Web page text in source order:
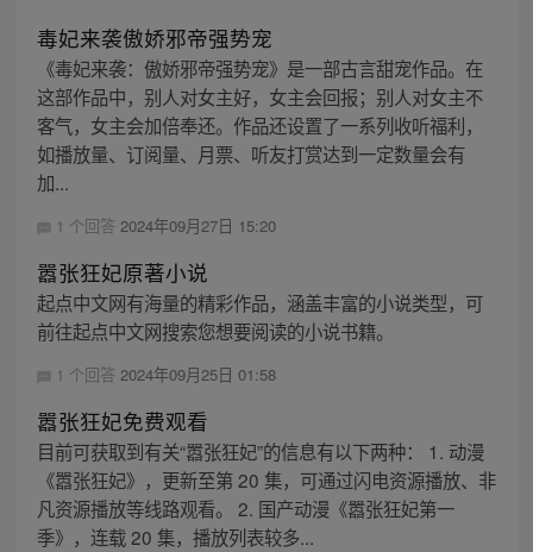
毒妃来袭傲娇邪帝强势宠
《毒妃来袭：傲娇邪帝强势宠》是一部古言甜宠作品。在
这部作品中，别人对女主好，女主会回报；别人对女主不
客气，女主会加倍奉还。作品还设置了一系列收听福利，
如播放量、订阅量、月票、听友打赏达到一定数量会有
加...
1 个回答 2024年09月27日 15:20
嚣张狂妃原著小说
起点中文网有海量的精彩作品，涵盖丰富的小说类型，可
前往起点中文网搜索您想要阅读的小说书籍。
1 个回答 2024年09月25日 01:58
嚣张狂妃免费观看
目前可获取到有关“嚣张狂妃”的信息有以下两种： 1. 动漫
《嚣张狂妃》，更新至第 20 集，可通过闪电资源播放、非
凡资源播放等线路观看。 2. 国产动漫《嚣张狂妃第一
季》，连载 20 集，播放列表较多...